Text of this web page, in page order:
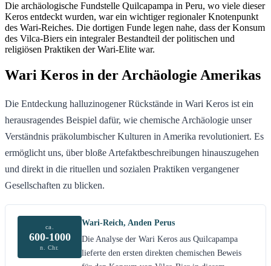
Die archäologische Fundstelle Quilcapampa in Peru, wo viele dieser
Keros entdeckt wurden, war ein wichtiger regionaler Knotenpunkt
des Wari-Reiches. Die dortigen Funde legen nahe, dass der Konsum
des Vilca-Biers ein integraler Bestandteil der politischen und
religiösen Praktiken der Wari-Elite war.
Wari Keros in der Archäologie Amerikas
Die Entdeckung halluzinogener Rückstände in Wari Keros ist ein
herausragendes Beispiel dafür, wie chemische Archäologie unser
Verständnis präkolumbischer Kulturen in Amerika revolutioniert. Es
ermöglicht uns, über bloße Artefaktbeschreibungen hinauszugehen
und direkt in die rituellen und sozialen Praktiken vergangener
Gesellschaften zu blicken.
ca.
600-1000
n. Chr.
Wari-Reich, Anden Perus
Die Analyse der Wari Keros aus Quilcapampa
lieferte den ersten direkten chemischen Beweis